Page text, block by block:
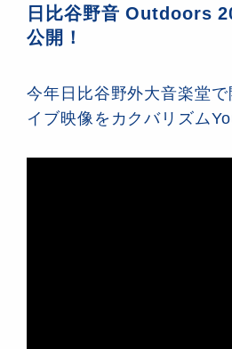
日比谷野音 Outdoors
公開！
今年日比谷野外大音楽堂
イブ映像をカクバリズム